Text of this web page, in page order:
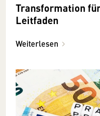
Transformation
Leitfaden
Weiterlesen